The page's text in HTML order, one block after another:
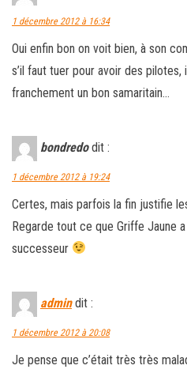
1 décembre 2012 à 16:34
Oui enfin bon on voit bien, à son
s’il faut tuer pour avoir des pilotes,
franchement un bon samaritain…
bondredo dit :
1 décembre 2012 à 19:24
Certes, mais parfois la fin justifie
Regarde tout ce que Griffe Jaune
successeur
admin dit :
1 décembre 2012 à 20:08
Je pense que c’était très très